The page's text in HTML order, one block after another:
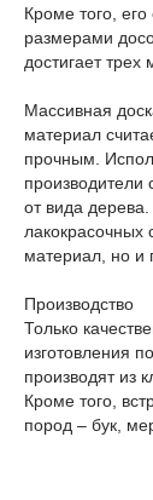
Кроме того, его
размерами
достигает трех
Массивная
материал
прочным.
производители
от вида
лакокрасочных
материал, но и
Производство
Только
изготовления
производят из
Кроме того,
пород – бук,